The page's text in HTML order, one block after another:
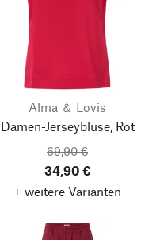
Alma ＆ Lovis
Damen-Jerseybluse, Rot
69,90 €
34,90 €
+ weitere Varianten